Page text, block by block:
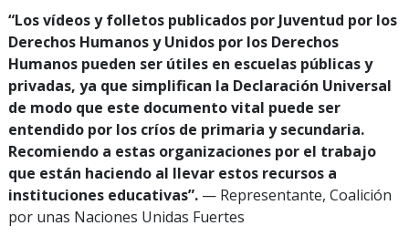
“Los vídeos y folletos publicados por Juventud por los
Derechos Humanos y Unidos por los Derechos
Humanos pueden ser útiles en escuelas públicas y
privadas, ya que simplifican la Declaración Universal
de modo que este documento vital puede ser
entendido por los críos de primaria y secundaria.
Recomiendo a estas organizaciones por el trabajo
que están haciendo al llevar estos recursos a
instituciones educativas”. — Representante, Coalición
por unas Naciones Unidas Fuertes